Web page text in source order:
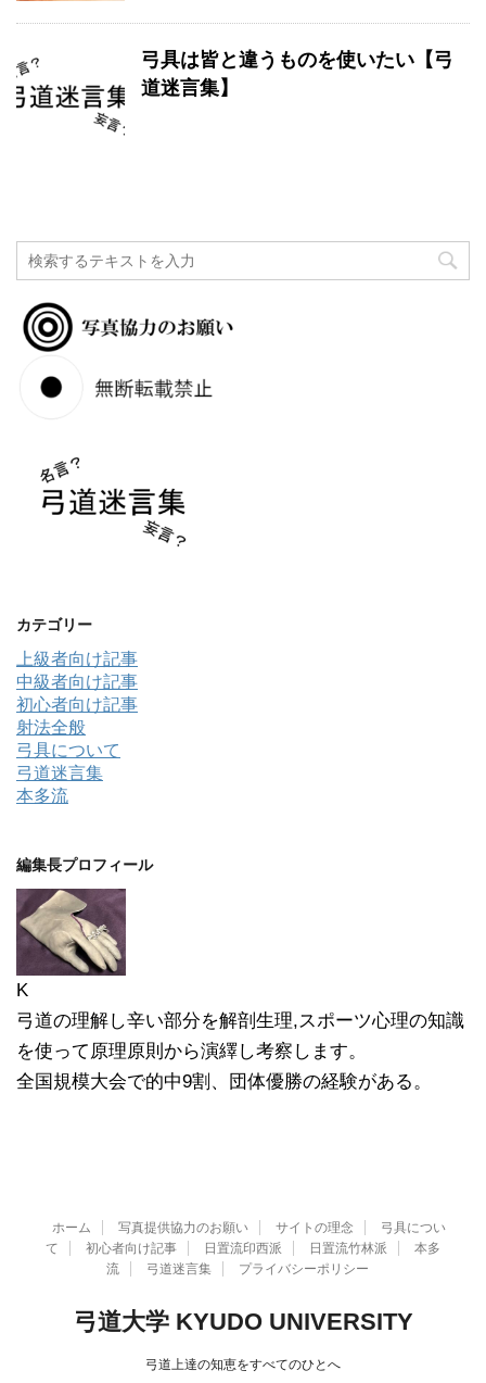
弓具は皆と違うものを使いたい【弓
道迷言集】
カテゴリー
上級者向け記事
中級者向け記事
初心者向け記事
射法全般
弓具について
弓道迷言集
本多流
編集長プロフィール
K
弓道の理解し辛い部分を解剖生理,スポーツ心理の知識
を使って原理原則から演繹し考察します。
全国規模大会で的中9割、団体優勝の経験がある。
ホーム 写真提供協力のお願い サイトの理念
弓具につい
て
初心者向け記事 日置流印西派 日置流竹林派
本多
流
弓道迷言集 プライバシーポリシー
弓道大学 KYUDO UNIVERSITY
弓道上達の知恵をすべてのひとへ